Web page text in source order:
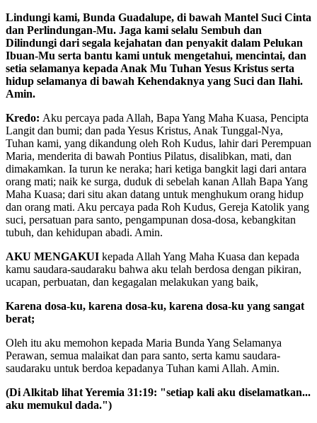
Lindungi kami, Bunda Guadalupe, di bawah Mantel Suci Cinta
dan Perlindungan-Mu. Jaga kami selalu Sembuh dan
Dilindungi dari segala kejahatan dan penyakit dalam Pelukan
Ibuan-Mu serta bantu kami untuk mengetahui, mencintai, dan
setia selamanya kepada Anak Mu Tuhan Yesus Kristus serta
hidup selamanya di bawah Kehendaknya yang Suci dan Ilahi.
Amin.
Kredo: Aku percaya pada Allah, Bapa Yang Maha Kuasa, Pencipta
Langit dan bumi; dan pada Yesus Kristus, Anak Tunggal-Nya,
Tuhan kami, yang dikandung oleh Roh Kudus, lahir dari Perempuan
Maria, menderita di bawah Pontius Pilatus, disalibkan, mati, dan
dimakamkan. Ia turun ke neraka; hari ketiga bangkit lagi dari antara
orang mati; naik ke surga, duduk di sebelah kanan Allah Bapa Yang
Maha Kuasa; dari situ akan datang untuk menghukum orang hidup
dan orang mati. Aku percaya pada Roh Kudus, Gereja Katolik yang
suci, persatuan para santo, pengampunan dosa-dosa, kebangkitan
tubuh, dan kehidupan abadi. Amin.
AKU MENGAKUI kepada Allah Yang Maha Kuasa dan kepada
kamu saudara-saudaraku bahwa aku telah berdosa dengan pikiran,
ucapan, perbuatan, dan kegagalan melakukan yang baik,
Karena dosa-ku, karena dosa-ku, karena dosa-ku yang sangat
berat;
Oleh itu aku memohon kepada Maria Bunda Yang Selamanya
Perawan, semua malaikat dan para santo, serta kamu saudara-
saudaraku untuk berdoa kepadanya Tuhan kami Allah. Amin.
(Di Alkitab lihat Yeremia 31:19: "setiap kali aku diselamatkan...
aku memukul dada.")